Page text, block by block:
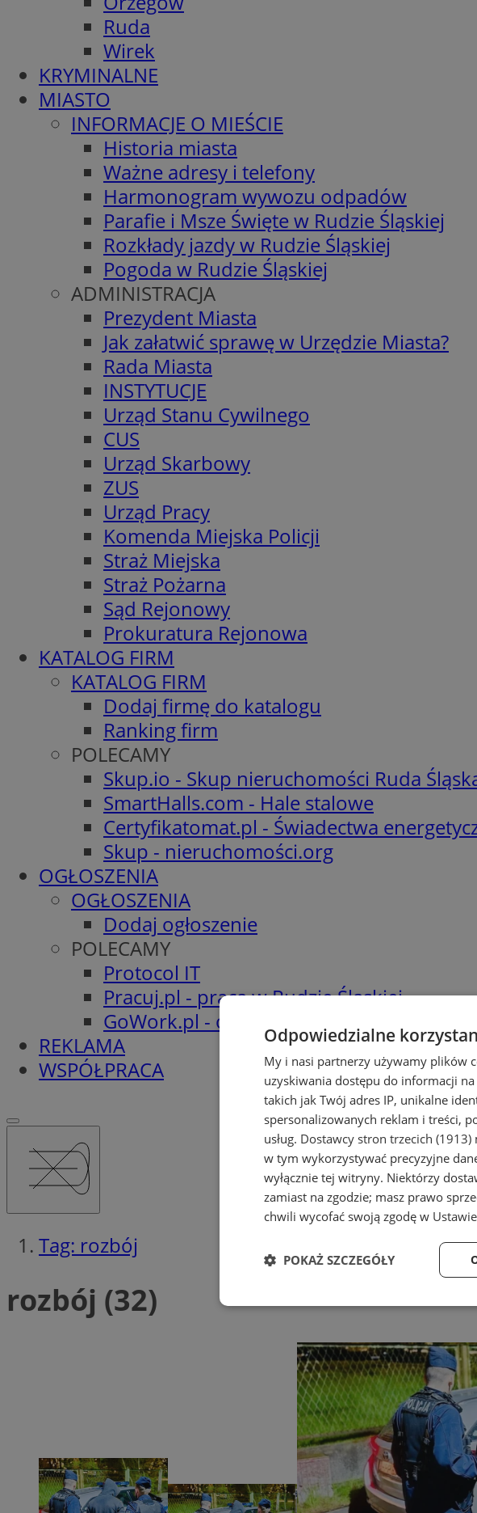
Ruda
Wirek
KRYMINALNE
MIASTO
INFORMACJE O MIEŚCIE
Historia miasta
Ważne adresy i telefony
Harmonogram wywozu odpadów
Parafie i Msze Święte w Rudzie Śląskiej
Rozkłady jazdy w Rudzie Śląskiej
Pogoda w Rudzie Śląskiej
ADMINISTRACJA
Prezydent Miasta
Jak załatwić sprawę w Urzędzie Miasta?
Rada Miasta
INSTYTUCJE
Urząd Stanu Cywilnego
CUS
Urząd Skarbowy
ZUS
Urząd Pracy
Komenda Miejska Policji
Straż Miejska
Straż Pożarna
Sąd Rejonowy
Prokuratura Rejonowa
KATALOG FIRM
KATALOG FIRM
Dodaj firmę do katalogu
Ranking firm
POLECAMY
Skup.io - Skup nieruchomości Ruda
SmartHalls.com - Hale stalowe
Certyfikatomat.pl - Świadectwa
Skup - nieruchomości.org
OGŁOSZENIA
OGŁOSZENIA
Dodaj ogłoszenie
POLECAMY
Protocol IT
Pracuj.pl - praca w Rudzie Śląskiej
GoWork.pl - oferty pracy
REKLAMA
WSPÓŁPRACA
Tag: rozbój
rozbój (32)
Odpowiedzialne
My i nasi partnerzy używamy plików
uzyskiwania dostępu do informacji
takich jak Twój adres IP, unikalne
spersonalizowanych reklam i treści,
usług. Dostawcy stron trzecich (1913)
w tym wykorzystywać precyzyjne
wyłącznie tej witryny. Niektórzy
zamiast na zgodzie; masz prawo
chwili wycofać swoją zgodę w
POKAŻ SZCZEGÓŁY
Niezbędne Wydajność
Niezbędne Wydajność
Niezbędne pliki cookie umożliwiają
zarządzanie kontem. Bez niezbędnych plików
Nazwa